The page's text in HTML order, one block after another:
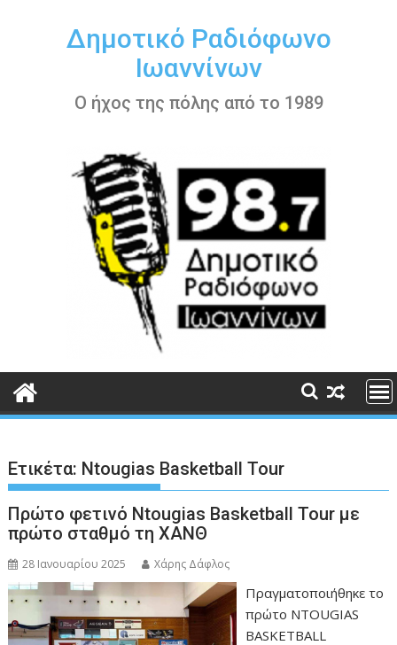
περιεχόμενοΔημοτικό Ραδιόφωνο
Ιωαννίνων
Ο ήχος της πόλης από το 1989
Ετικέτα: Ntougias Basketball Tour
Πρώτο φετινό Ntougias Basketball Tour με
πρώτο σταθμό τη ΧΑΝΘ
28 Ιανουαρίου 2025 Χάρης Δάφλος
Πραγματοποιήθηκε το
πρώτο NTOUGIAS
BASKETBALL